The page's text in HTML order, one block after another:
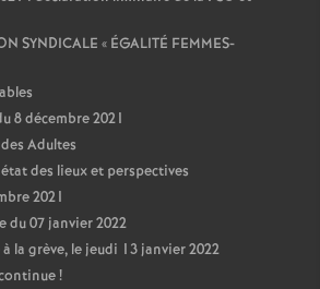
SYNDICALE « ÉGALITÉ FEMMES-
8 décembre 2021
Adultes
des lieux et perspectives
2021
du 07 janvier 2022
à la grève, le jeudi 13 janvier 2022
!